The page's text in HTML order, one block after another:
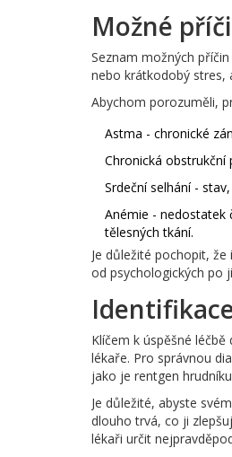
Možné
Seznam možných
nebo krátkodobý stres,
Abychom porozuměli,
Astma - chronické
Chronická obstrukční
Srdeční selhání -
Anémie - nedostatek
tělesných tkání.
Je důležité pochopit,
od psychologických po
Klíčem k úspěšné
lékaře. Pro správnou
jako je rentgen
Je důležité, abyste
dlouho trvá, co ji
lékaři určit